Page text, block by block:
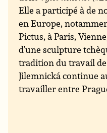
Elle a participé à de
en Europe,
Pictus, à Paris,
d’une sculpture
tradition du travail
Jilemnická continue
travailler entre